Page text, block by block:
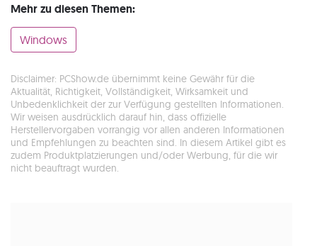
Mehr zu diesen Themen:
Windows
Disclaimer: PCShow.de übernimmt keine Gewähr für die
Aktualität, Richtigkeit, Vollständigkeit, Wirksamkeit und
Unbedenklichkeit der zur Verfügung gestellten Informationen.
Wir weisen ausdrücklich darauf hin, dass offizielle
Herstellervorgaben vorrangig vor allen anderen Informationen
und Empfehlungen zu beachten sind. In diesem Artikel gibt es
zudem Produktplatzierungen und/oder Werbung, für die wir
nicht beauftragt wurden.